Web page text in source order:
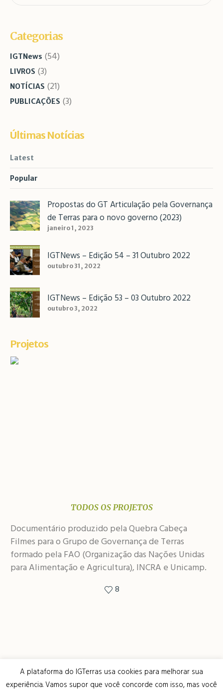
Categorias
IGTNews (54)
LIVROS (3)
NOTÍCIAS (21)
PUBLICAÇÕES (3)
Últimas Notícias
Latest
Popular
Propostas do GT Articulação pela Governança
de Terras para o novo governo (2023)
janeiro 1, 2023
IGTNews – Edição 54 – 31 Outubro 2022
outubro 31, 2022
IGTNews – Edição 53 – 03 Outubro 2022
outubro 3, 2022
Projetos
TODOS OS PROJETOS
Documentário produzido pela Quebra Cabeça
Filmes para o Grupo de Governança de Terras
formado pela FAO (Organização das Nações Unidas
para Alimentação e Agricultura), INCRA e Unicamp.
8
webmail painel de controle
A plataforma do IGTerras usa cookies para melhorar sua
experiência. Vamos supor que você concorde com isso, mas você